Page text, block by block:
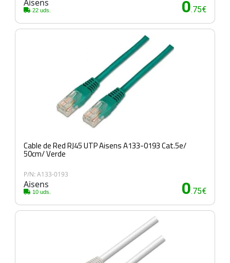
Aisens
22 uds. 0.75€
Cable de Red RJ45 UTP Aisens A133-0193 Cat.5e/
50cm/ Verde
P/N: A133-0193
Aisens
10 uds. 0.75€